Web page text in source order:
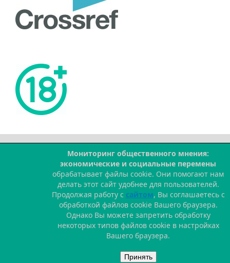
Мониторинг общественного мнения:
экономические и социальные перемены
обрабатывает файлы cookie. Они помогают нам
делать этот сайт удобнее для пользователей.
Продолжая работу с сайтом, Вы соглашаетесь с
обработкой файлов cookie Вашего браузера.
Однако Вы можете запретить обработку
некоторых типов файлов cookie в настройках
Вашего браузера.
Принять